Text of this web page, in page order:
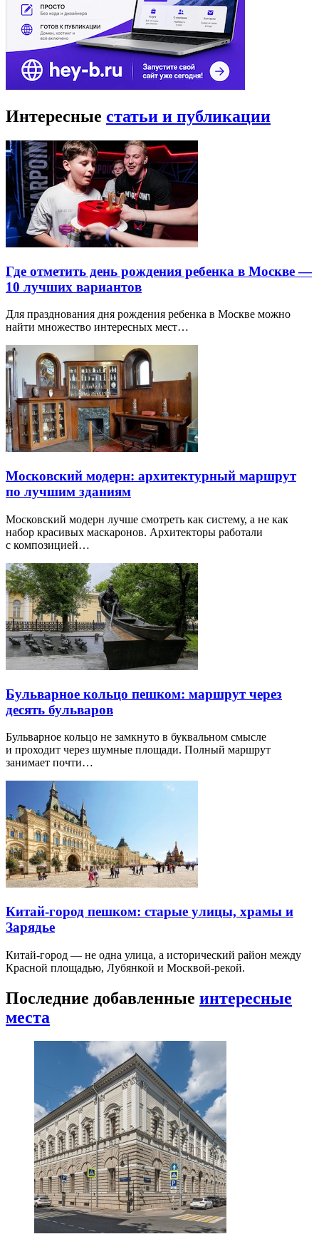
Интересные статьи и публикации
Где отметить день рождения ребенка в Москве —
10 лучших вариантов
Для празднования дня рождения ребенка в Москве можно
найти множество интересных мест…
Московский модерн: архитектурный маршрут
по лучшим зданиям
Московский модерн лучше смотреть как систему, а не как
набор красивых маскаронов. Архитекторы работали
с композицией…
Бульварное кольцо пешком: маршрут через
десять бульваров
Бульварное кольцо не замкнуто в буквальном смысле
и проходит через шумные площади. Полный маршрут
занимает почти…
Китай-город пешком: старые улицы, храмы и
Зарядье
Китай-город — не одна улица, а исторический район между
Красной площадью, Лубянкой и Москвой-рекой.
Последние добавленные интересные
места